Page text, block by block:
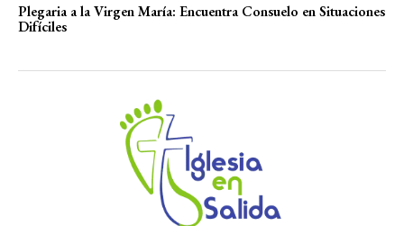
Plegaria a la Virgen María: Encuentra Consuelo en Situaciones
Difíciles